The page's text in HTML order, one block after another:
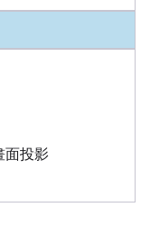
面投影